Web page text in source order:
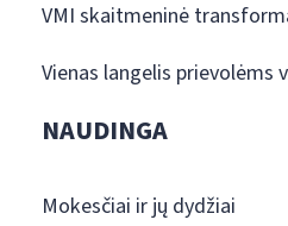
VMI skaitmeninė
Vienas langelis prievolėms
NAUDINGA
Mokesčiai ir jų dydžiai